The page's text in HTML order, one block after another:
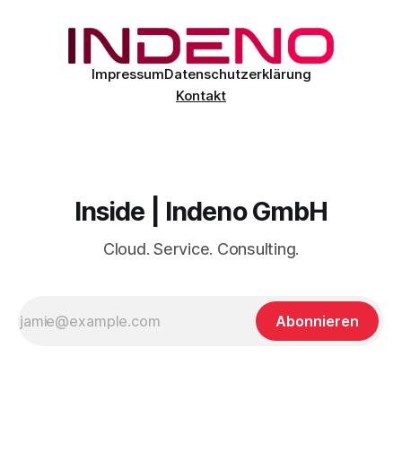
ImpressumDatenschutzerklärung
Kontakt
Inside | Indeno GmbH
Cloud. Service. Consulting.
Abonnieren